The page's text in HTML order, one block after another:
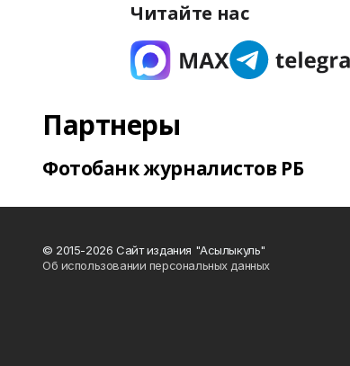
Читайте нас
Партнеры
Фотобанк журналистов РБ
© 2015-2026 Сайт издания "Асылыкуль"
Об использовании персональных данных